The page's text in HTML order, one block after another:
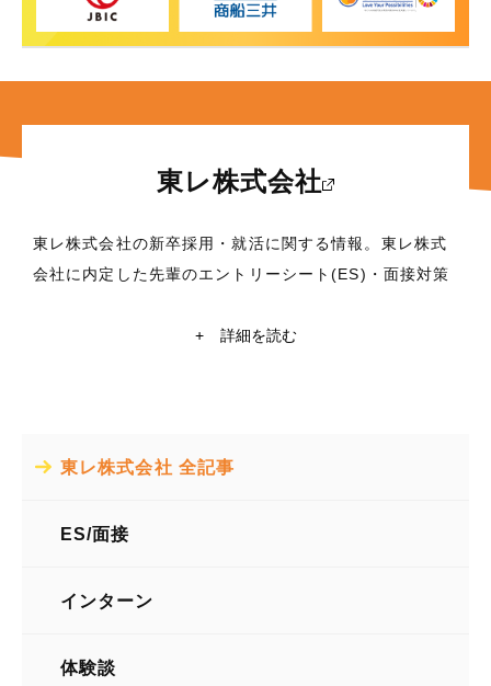
東レ株式会社
東レ株式会社の新卒採用・就活に関する情報。東レ株式
会社に内定した先輩のエントリーシート(ES)・面接対策
東京大学・京都大学在籍の現役学生ライターによる東レ
東京都中央区日本橋室町2丁目1番1号
+ 詳細を読む
東レ株式会社 全記事
ES/面接
インターン
体験談